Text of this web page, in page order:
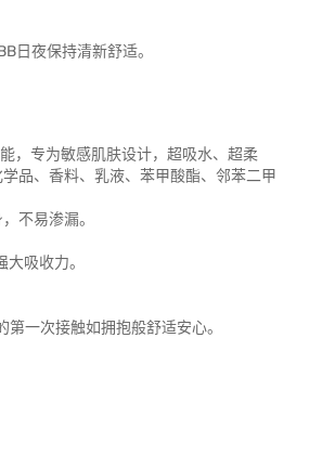
日夜保持清新舒适。
，专为敏感肌肤设计，超吸水、超柔
品、香料、乳液、苯甲酸酯、邻苯二甲
不易渗漏。
吸收力。
一次接触如拥抱般舒适安心。